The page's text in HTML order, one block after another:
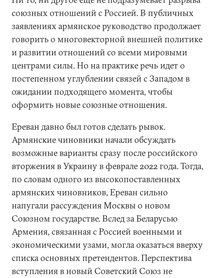
союзных отношений с Россией. В публичных
заявлениях армянское руководство продолжает
говорить о многовекторной внешней политике
и развитии отношений со всеми мировыми
центрами силы. Но на практике речь идет о
постепенном углублении связей с Западом в
ожидании подходящего момента, чтобы
оформить новые союзные отношения.
Ереван давно был готов сделать рывок.
Армянские чиновники начали обсуждать
возможные варианты сразу после российского
вторжения в Украину в феврале2022 года. Тогда,
по словам одного из высокопоставленных
армянских чиновников, Ереван сильно
напугали рассуждения Москвы о новом
Союзном государстве. Вслед за Беларусью
Армения, связанная с Россией военными и
экономическими узами, могла оказаться вверху
списка основных претендентов. Перспектива
вступления в новый Советский Союз не